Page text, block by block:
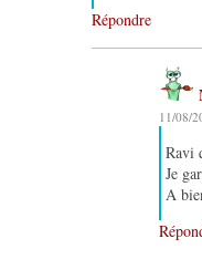
Répondre
11/08/
Ravi
Je
A